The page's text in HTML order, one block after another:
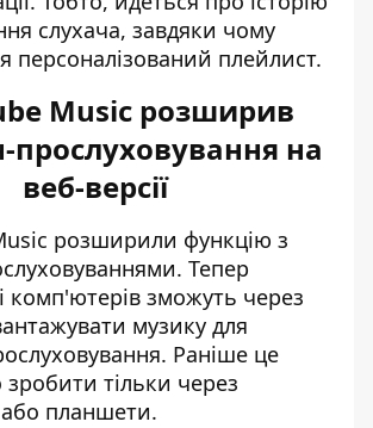
слухача, завдяки чому
персоналізований плейлист.
Music розширив
на
веб-версії
розширили функцію з
. Тепер
комп'ютерів зможуть через
музику для
Раніше це
тільки через
планшети.